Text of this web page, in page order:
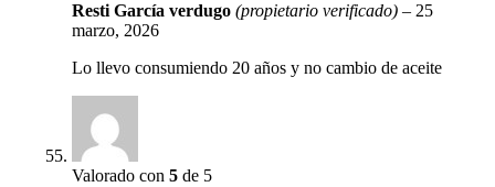
Resti García verdugo(propietario verificado) – 25
marzo, 2026
Lo llevo consumiendo 20 años y no cambio de aceite
Valorado con5 de 5